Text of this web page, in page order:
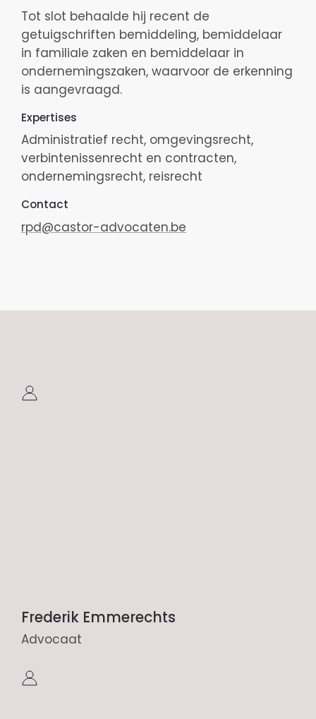
Tot slot behaalde hij recent de
getuigschriften bemiddeling, bemiddelaar
in familiale zaken en bemiddelaar in
ondernemingszaken, waarvoor de erkenning
is aangevraagd.
Expertises
Administratief recht, omgevingsrecht,
verbintenissenrecht en contracten,
ondernemingsrecht, reisrecht
Contact
rpd@castor-advocaten.be
Frederik Emmerechts
Advocaat